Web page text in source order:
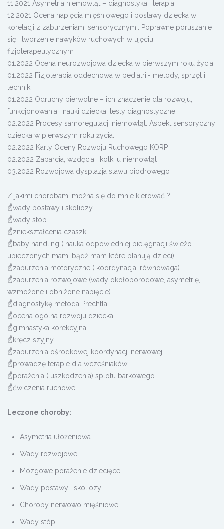
11.2021 Asymetria niemowląt – diagnostyka i terapia
12.2021 Ocena napięcia mięśniowego i postawy dziecka w
korelacji z zaburzeniami sensorycznymi. Poprawne poruszanie
się i tworzenie nawyków ruchowych w ujęciu
fizjoterapeutycznym
01.2022 Ocena neurozwojowa dziecka w pierwszym roku życia
01.2022 Fizjoterapia oddechowa w pediatrii- metody, sprzęt i
techniki
01.2022 Odruchy pierwotne – ich znaczenie dla rozwoju,
funkcjonowania i nauki dziecka, testy diagnostyczne
02.2022 Procesy samoregulacji niemowląt. Aspekt sensoryczny
dziecka w pierwszym roku życia.
02.2022 Karty Oceny Rozwoju Ruchowego KORP
02.2022 Zaparcia, wzdęcia i kolki u niemowląt
03.2022 Rozwojowa dysplazja stawu biodrowego
Z jakimi chorobami można się do mnie kierować ?
☝wady postawy i skoliozy
☝wady stóp
☝zniekształcenia czaszki
☝baby handling ( nauka odpowiedniej pielęgnacji świeżo
upieczonych mam, bądź mam które planują dzieci)
☝zaburzenia motoryczne ( koordynacja, równowaga)
☝zaburzenia rozwojowe (wady okołoporodowe, asymetrię,
wzmożone i obniżone napięcie)
☝diagnostykę metoda Prechtla
☝ocena ogólna rozwoju dziecka
☝gimnastyka korekcyjna
☝kręcz szyjny
☝zaburzenia ośrodkowej koordynacji nerwowej
☝prowadzę terapie dla wcześniaków
☝porażenia ( uszkodzenia) splotu barkowego
☝ćwiczenia ruchowe
Leczone choroby:
Asymetria ułożeniowa
Wady rozwojowe
Mózgowe porażenie dziecięce
Wady postawy i skoliozy
Choroby nerwowo mięśniowe
Wady stóp